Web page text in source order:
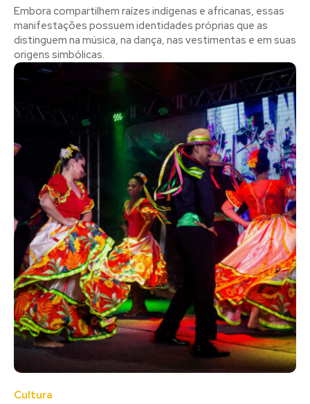
Embora compartilhem raízes indígenas e africanas, essas
manifestações possuem identidades próprias que as
distinguem na música, na dança, nas vestimentas e em suas
origens simbólicas.
Cultura